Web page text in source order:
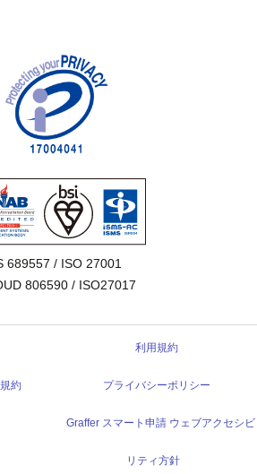
689557 / ISO 27001
806590 / ISO27017
利用規約
約 プライバシーポリシー
Graffer スマート申請 ウェブアクセシビ
リティ方針